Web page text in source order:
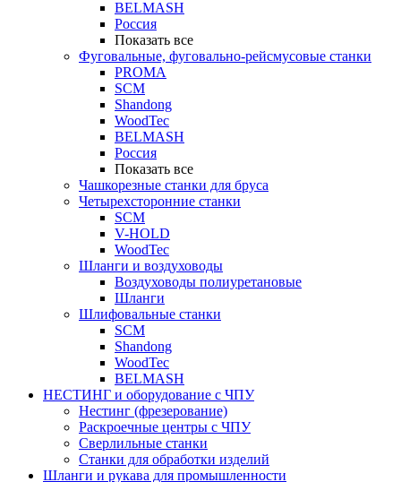
BELMASH
Россия
Показать все
Фуговальные, фуговально-рейсмусовые станки
PROMA
SCM
Shandong
WoodTec
BELMASH
Россия
Показать все
Чашкорезные станки для бруса
Четырехсторонние станки
SCM
V-HOLD
WoodTec
Шланги и воздуховоды
Воздуховоды полиуретановые
Шланги
Шлифовальные станки
SCM
Shandong
WoodTec
BELMASH
НЕСТИНГ и оборудование с ЧПУ
Нестинг (фрезерование)
Раскроечные центры с ЧПУ
Сверлильные станки
Станки для обработки изделий
Шланги и рукава для промышленности